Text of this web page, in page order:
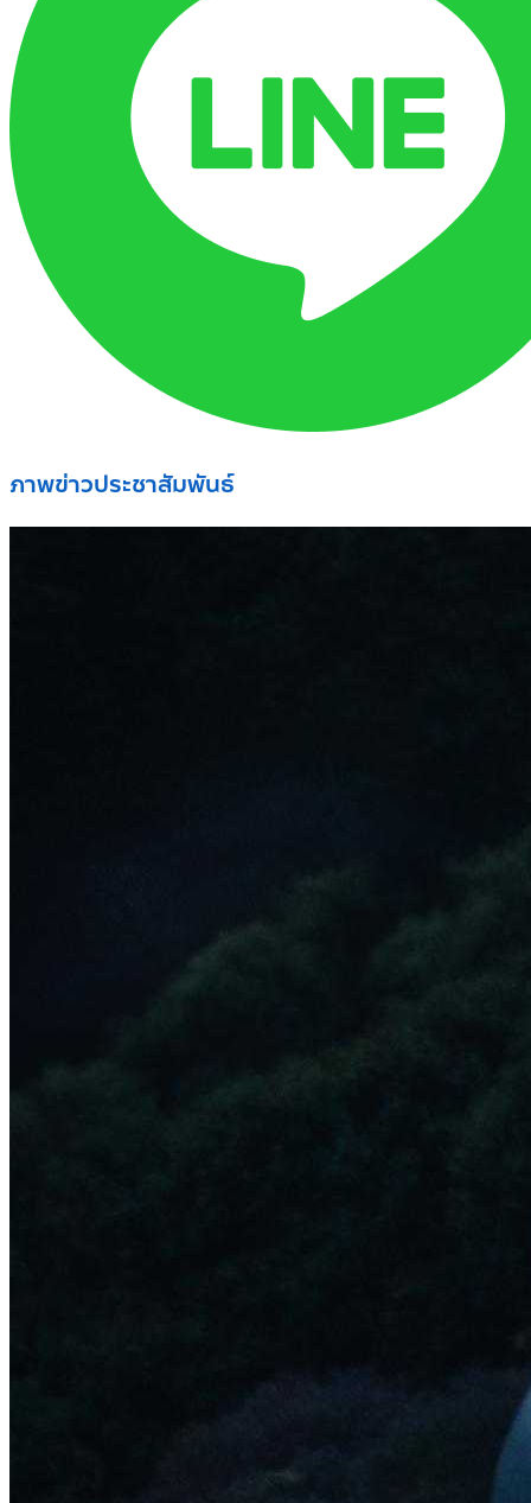
ภาพข่าวประชาสัมพันธ์